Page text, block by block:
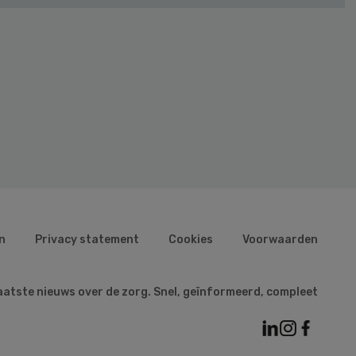
Privacy statement Cookies Voorwaarden
nieuws over de zorg. Snel, geïnformeerd, compleet